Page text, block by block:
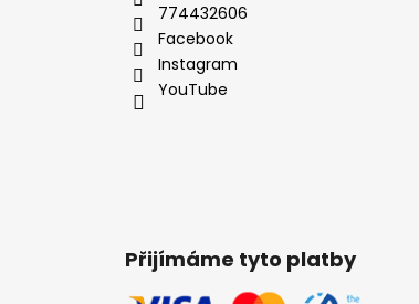
774432606
Facebook
Instagram
YouTube
Přijímáme tyto platby